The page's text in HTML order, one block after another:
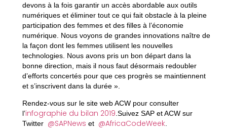
devons à la fois garantir un accès abordable aux outils
numériques et éliminer tout ce qui fait obstacle à la pleine
participation des femmes et des filles à l’économie
numérique. Nous voyons de grandes innovations naître de
la façon dont les femmes utilisent les nouvelles
technologies. Nous avons pris un bon départ dans la
bonne direction, mais il nous faut désormais redoubler
d’efforts concertés pour que ces progrès se maintiennent
et s’inscrivent dans la durée ».
Rendez-vous sur le site web ACW pour consulter
l’infographie du bilan 2019 .Suivez SAP et ACW sur
Twitter @SAPNews et @AfricaCodeWeek